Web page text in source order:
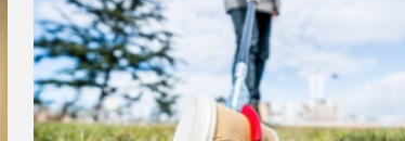
tips
tegen
zwerfafval